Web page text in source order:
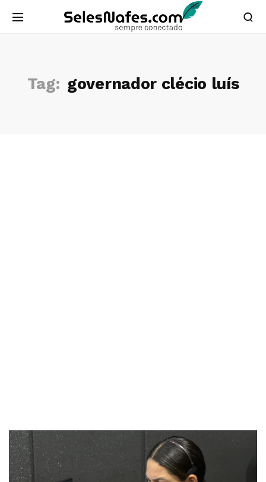
Tag: governador clécio luís